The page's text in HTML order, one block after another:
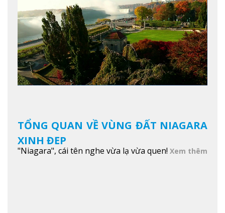
TỔNG QUAN VỀ VÙNG ĐẤT NIAGARA
XINH ĐẸP
"Niagara", cái tên nghe vừa lạ vừa quen! Xem thêm